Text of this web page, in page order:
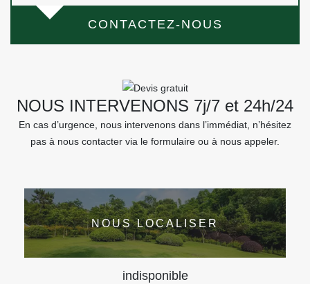
CONTACTEZ-NOUS
NOUS INTERVENONS 7j/7 et 24h/24
En cas d’urgence, nous intervenons dans l’immédiat, n’hésitez
pas à nous contacter via le formulaire ou à nous appeler.
NOUS LOCALISER
indisponible